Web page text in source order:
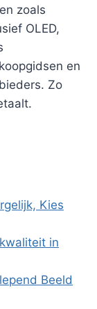
zoals
OLED,
en
Zo
Kies
in
Beeld